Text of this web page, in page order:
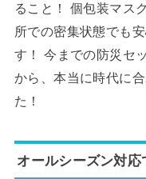
ること！ 個包装マス
所での密集状態でも
す！ 今までの防災セ
から、本当に時代に
た！
オールシーズン対応